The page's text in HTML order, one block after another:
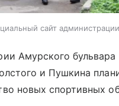
сайт
Амурского бульвара
и Пушкина
новых спортивных